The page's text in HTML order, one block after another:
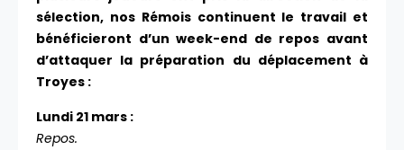
sélection, nos Rémois continuent le travail et
bénéficieront d’un week-end de repos avant
d’attaquer la préparation du déplacement à
Troyes :
Lundi 21 mars :
Repos.